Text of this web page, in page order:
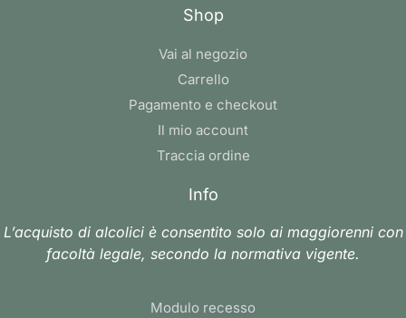
Shop
Vai al negozio
Carrello
Pagamento e checkout
Il mio account
Traccia ordine
Info
L’acquisto di alcolici è consentito solo ai maggiorenni con
facoltà legale, secondo la normativa vigente.
Modulo recesso